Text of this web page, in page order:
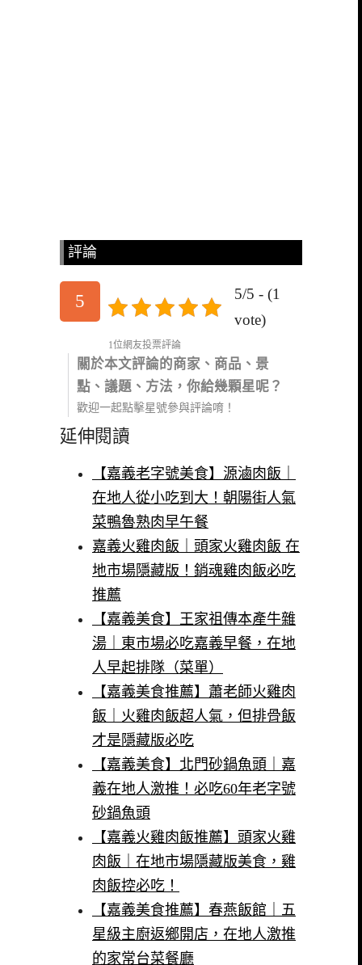
評論
5
5/5 - (1
vote)
1位網友投票評論
關於本文評論的商家、商品、景
點、議題、方法，你給幾顆星呢？
歡迎一起點擊星號參與評論唷！
延伸閱讀
【嘉義老字號美食】源滷肉飯｜
在地人從小吃到大！朝陽街人氣
菜鴨魯熟肉早午餐
嘉義火雞肉飯｜頭家火雞肉飯 在
地市場隱藏版！銷魂雞肉飯必吃
推薦
【嘉義美食】王家祖傳本產牛雜
湯｜東市場必吃嘉義早餐，在地
人早起排隊（菜單）
【嘉義美食推薦】蕭老師火雞肉
飯｜火雞肉飯超人氣，但排骨飯
才是隱藏版必吃
【嘉義美食】北門砂鍋魚頭｜嘉
義在地人激推！必吃60年老字號
砂鍋魚頭
【嘉義火雞肉飯推薦】頭家火雞
肉飯｜在地市場隱藏版美食，雞
肉飯控必吃！
【嘉義美食推薦】春燕飯館｜五
星級主廚返鄉開店，在地人激推
的家常台菜餐廳